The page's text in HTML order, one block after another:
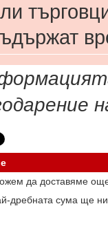
да доставяме
дребната сума ще